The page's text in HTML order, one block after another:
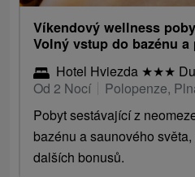
Víkendový wellness
Volný vstup do bazénu a
Hotel Hviezda ★★★
Od 2 Nocí
Polopenze,
Pobyt sestávající z
bazénu a saunového
dalších bonusů.